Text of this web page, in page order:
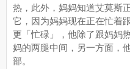
热，此外，妈妈知道艾莫斯
它，因为妈妈现在正在忙着
更「忙碌」，他除了跟妈妈
妈的两腿中间，另一方面，
部。